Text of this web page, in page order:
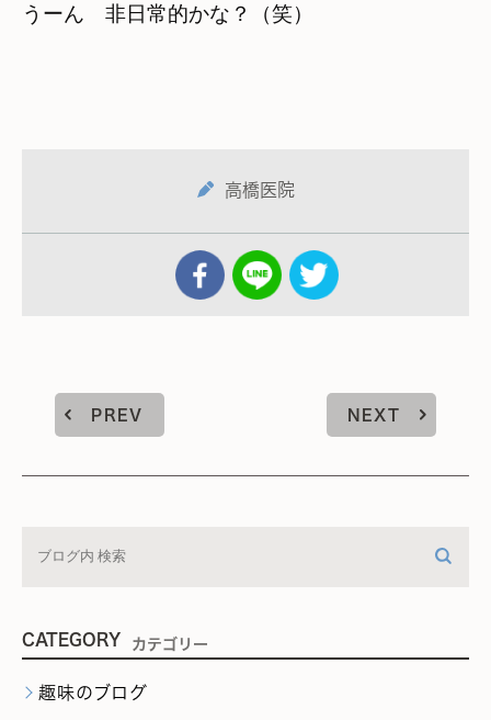
うーん　非日常的かな？（笑）
高橋医院
PREV NEXT
CATEGORY カテゴリー
趣味のブログ